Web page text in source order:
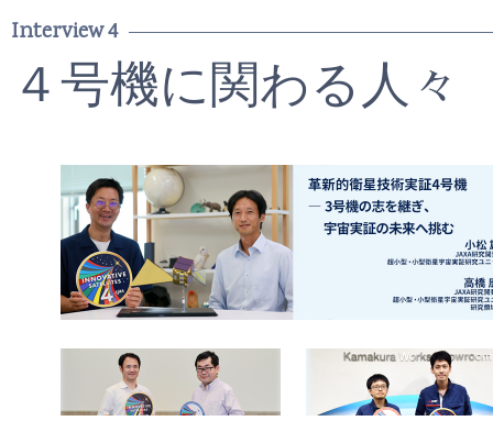
Interview 4
４号機に関わる人々